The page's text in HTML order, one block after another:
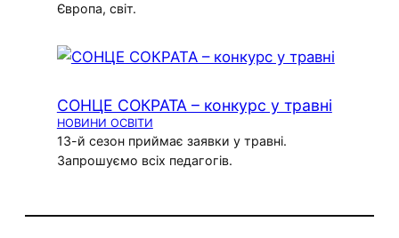
Європа, світ.
СОНЦЕ СОКРАТА – конкурс у травні
НОВИНИ ОСВІТИ
13-й сезон приймає заявки у травні.
Запрошуємо всіх педагогів.